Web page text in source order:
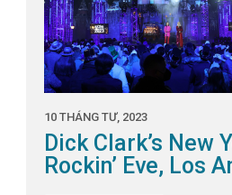
10 THÁNG TƯ, 2023
Dick Clark’s New
Rockin’ Eve, Los